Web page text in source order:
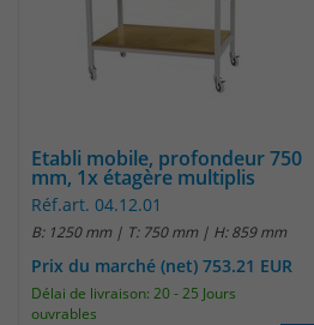
Etabli mobile, profondeur 750
mm, 1x étagère multiplis
Réf.art. 04.12.01
B: 1250 mm | T: 750 mm | H: 859 mm
Prix du marché (net) 753.21 EUR
Délai de livraison: 20 - 25 Jours
ouvrables
Laufzeit 30 Minuten
Das Cookie wird
Name _pk_cvar
Anbieter Matomo
Laufzeit 30 Minuten